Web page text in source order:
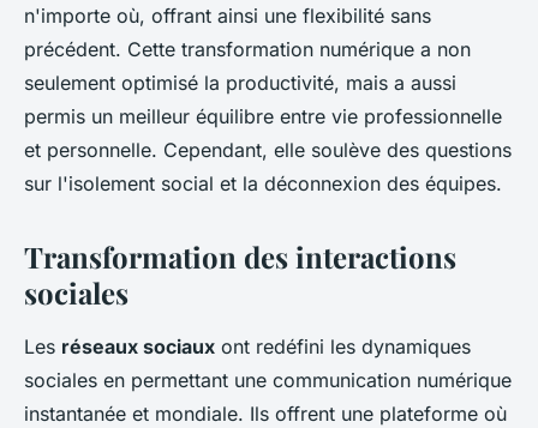
n'importe où, offrant ainsi une flexibilité sans
précédent. Cette transformation numérique a non
seulement optimisé la productivité, mais a aussi
permis un meilleur équilibre entre vie professionnelle
et personnelle. Cependant, elle soulève des questions
sur l'isolement social et la déconnexion des équipes.
Transformation des interactions
sociales
Les réseaux sociaux ont redéfini les dynamiques
sociales en permettant une communication numérique
instantanée et mondiale. Ils offrent une plateforme où